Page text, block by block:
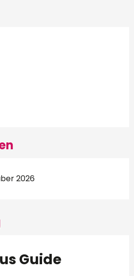
2026
Guide